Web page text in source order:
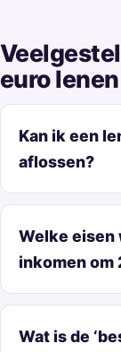
euro lenen
Kan ik een
aflossen?
Welke eisen
inkomen om
Wat is de